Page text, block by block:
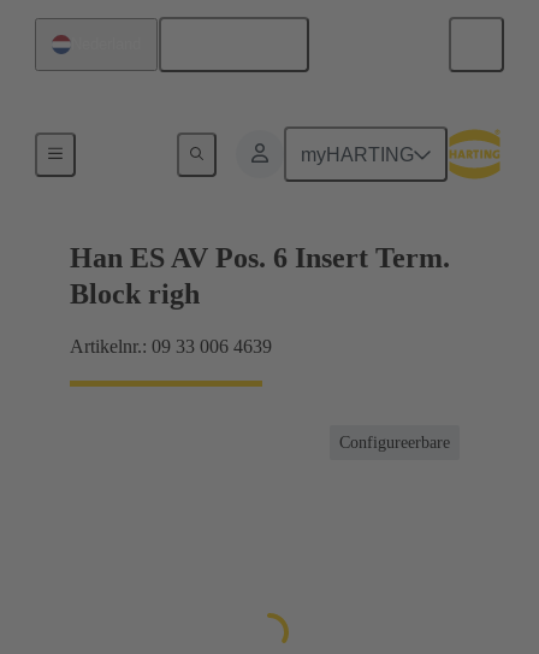
myHARTING
Connector klemmenblok
Han ES AV Pos. 6 Insert Term.
Block righ
Artikelnr.: 09 33 006 4639
Configureerbare